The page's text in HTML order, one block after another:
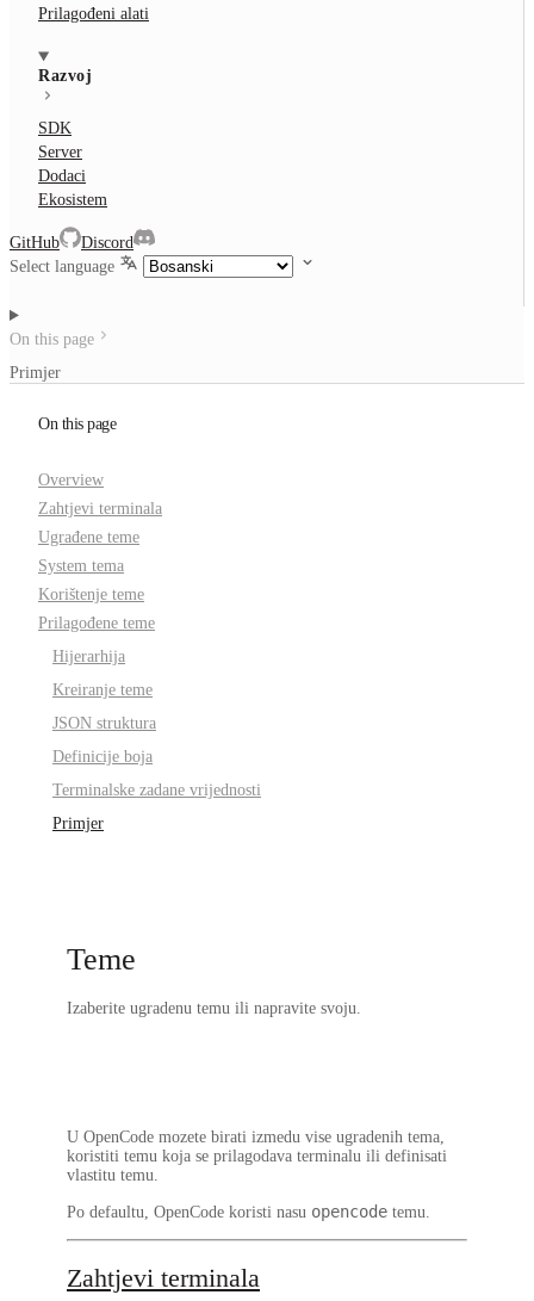
Prilagođeni alati
Razvoj
SDK
Server
Dodaci
Ekosistem
GitHub
Discord
Select language
On this page
Primjer
On this page
Overview
Zahtjevi terminala
Ugrađene teme
System tema
Korištenje teme
Prilagođene teme
Hijerarhija
Kreiranje teme
JSON struktura
Definicije boja
Terminalske zadane vrijednosti
Primjer
Teme
Izaberite ugradenu temu ili napravite svoju.
U OpenCode mozete birati izmedu vise ugradenih tema,
koristiti temu koja se prilagodava terminalu ili definisati
vlastitu temu.
Po defaultu, OpenCode koristi nasu opencode temu.
Zahtjevi terminala